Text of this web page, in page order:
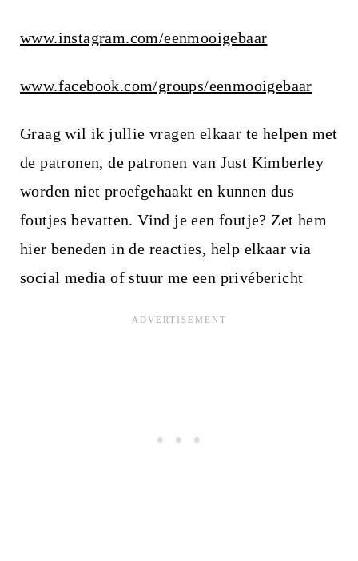
www.instagram.com/eenmooigebaar
www.facebook.com/groups/eenmooigebaar
Graag wil ik jullie vragen elkaar te helpen met
de patronen, de patronen van Just Kimberley
worden niet proefgehaakt en kunnen dus
foutjes bevatten. Vind je een foutje? Zet hem
hier beneden in de reacties, help elkaar via
social media of stuur me een privébericht